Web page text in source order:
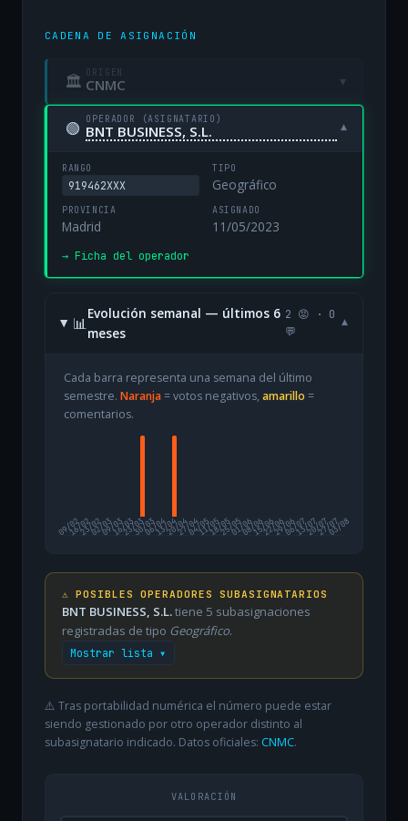
CADENA DE ASIGNACIÓN
🏛 ORIGEN
CNMC ▾
🟢 OPERADOR (ASIGNATARIO)
BNT BUSINESS, S.L. ▾
RANGO
919462XXX
TIPO
Geográfico
PROVINCIA
Madrid
ASIGNADO
11/05/2023
→ Ficha del operador
📊
Evolución semanal — últimos 6
meses
2 😡 · 0
💬
▾
Cada barra representa una semana del último
semestre. Naranja= votos negativos, amarillo =
comentarios.
09/02
16/0223/0202/0309/0316/0323/0330/0306/0413/0420/0427/0404/0511/0518/0525/0501/0608/0615/0622/0629/0606/0713/0720/0727/07
03/08
⚠️ POSIBLES OPERADORES SUBASIGNATARIOS
BNT BUSINESS, S.L.tiene 5 subasignaciones
registradas de tipo Geográfico.
Mostrar lista ▾
⚠️ Tras portabilidad numérica el número puede estar
siendo gestionado por otro operador distinto al
subasignatario indicado. Datos oficiales: CNMC.
VALORACIÓN